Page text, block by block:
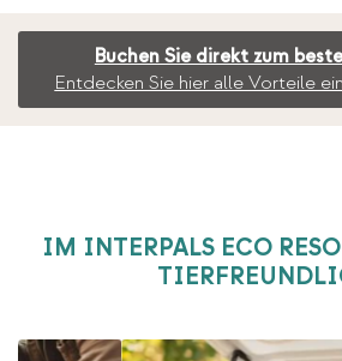
Buchen Sie direkt zum
Entdecken Sie hier alle Vorteile
IM INTERPALS ECO